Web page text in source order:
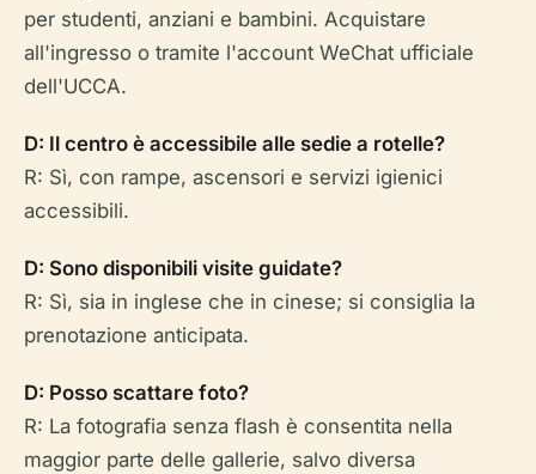
per studenti, anziani e bambini. Acquistare
all'ingresso o tramite l'account WeChat ufficiale
dell'UCCA.
D: Il centro è accessibile alle sedie a rotelle?
R: Sì, con rampe, ascensori e servizi igienici
accessibili.
D: Sono disponibili visite guidate?
R: Sì, sia in inglese che in cinese; si consiglia la
prenotazione anticipata.
D: Posso scattare foto?
R: La fotografia senza flash è consentita nella
maggior parte delle gallerie, salvo diversa